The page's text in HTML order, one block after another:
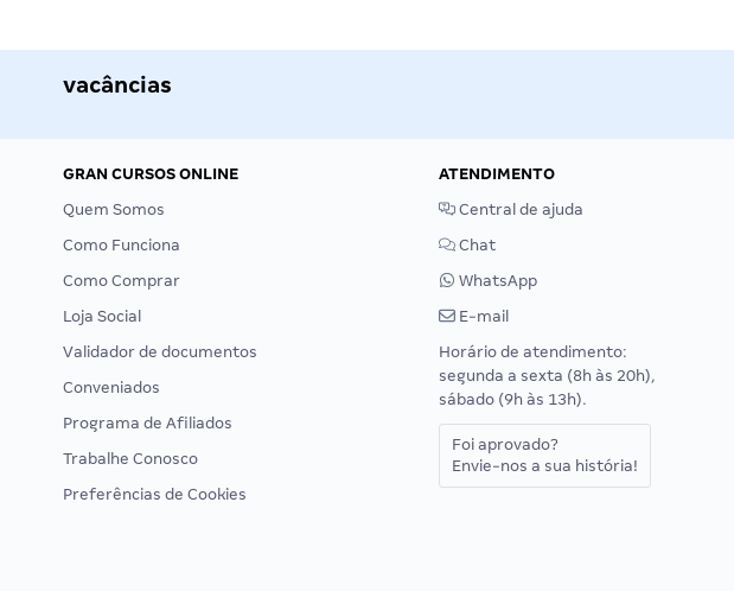
vacâncias
GRAN CURSOS ONLINE
Quem Somos
Como Funciona
Como Comprar
Loja Social
Validador de documentos
Conveniados
Programa de Afiliados
Trabalhe Conosco
Preferências de Cookies
ATENDIMENTO
Central de ajuda
Chat
WhatsApp
E-mail
Horário de atendimento:
segunda a sexta (8h às 20h),
sábado (9h às 13h).
Foi aprovado?
Envie-nos a sua história!